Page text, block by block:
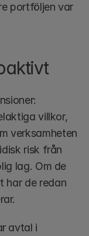
portföljen var
villkor,
verksamheten
risk från
lag. Om de
har de redan
avtal i